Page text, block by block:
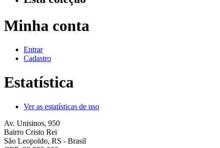
Minha conta
Entrar
Cadastro
Estatística
Ver as estatísticas de uso
Av. Unisinos, 950
Bairro Cristo Rei
São Leopoldo, RS - Brasil